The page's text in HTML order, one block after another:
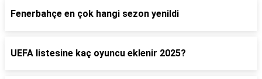
Fenerbahçe en çok hangi sezon yenildi
UEFA listesine kaç oyuncu eklenir 2025?